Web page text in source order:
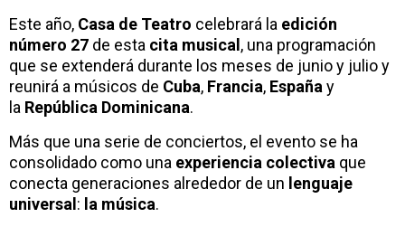
Este año, Casa de Teatro celebrará la edición
número 27 de esta cita musical, una programación
que se extenderá durante los meses de junio y julio y
reunirá a músicos de Cuba, Francia, España y
la República Dominicana.
Más que una serie de conciertos, el evento se ha
consolidado como una experiencia colectiva que
conecta generaciones alrededor de un lenguaje
universal: la música.